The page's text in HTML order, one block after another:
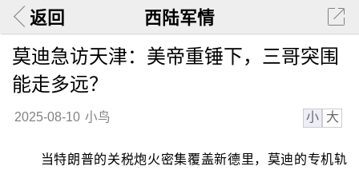
返回 西陆军情
莫迪急访天津：美帝重锤下，三哥突围
能走多远？
2025-08-10 小鸟 小 大
当特朗普的关税炮火密集覆盖新德里，莫迪的专机轨